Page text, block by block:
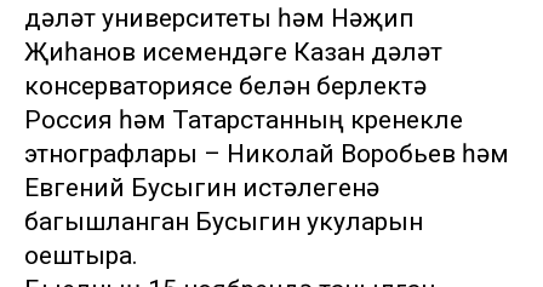
дәүләт университеты һәм Нәҗип
Җиһанов исемендәге Казан дәүләт
консерваториясе белән берлектә
Россия һәм Татарстанның күренекле
этнографлары – Николай Воробьев һәм
Евгений Бусыгин истәлегенә
багышланган Бусыгин укуларын
оештыра.